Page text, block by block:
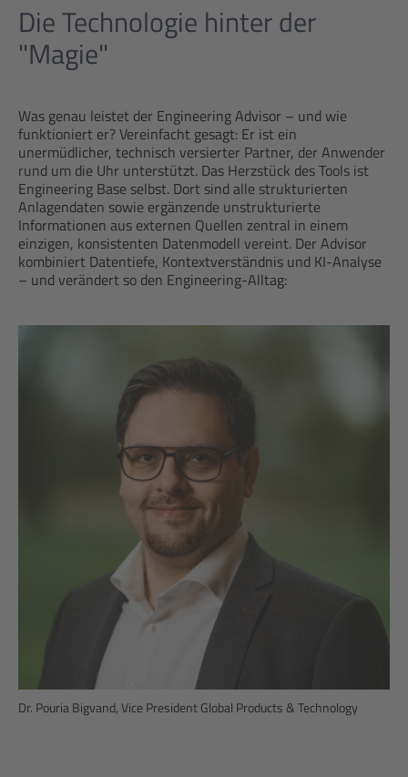
Die Technologie hinter der
"Magie"
Was genau leistet der Engineering Advisor – und wie
funktioniert er? Vereinfacht gesagt: Er ist ein
unermüdlicher, technisch versierter Partner, der Anwender
rund um die Uhr unterstützt. Das Herzstück des Tools ist
Engineering Base selbst. Dort sind alle strukturierten
Anlagendaten sowie ergänzende unstrukturierte
Informationen aus externen Quellen zentral in einem
einzigen, konsistenten Datenmodell vereint. Der Advisor
kombiniert Datentiefe, Kontextverständnis und KI-Analyse
– und verändert so den Engineering-Alltag:
Dr. Pouria Bigvand, Vice President Global Products & Technology